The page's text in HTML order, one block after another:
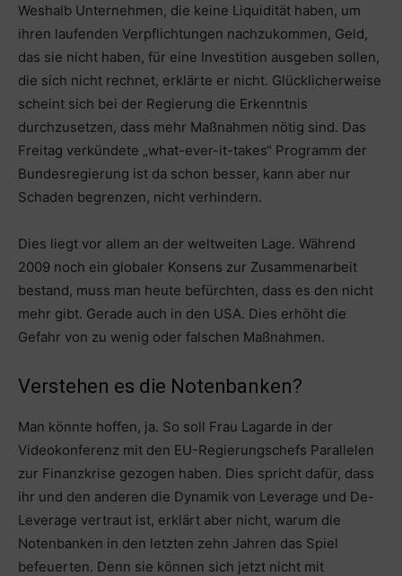
Weshalb Unternehmen, die keine Liquidität haben, um
ihren laufenden Verpflichtungen nachzukommen, Geld,
das sie nicht haben, für eine Investition ausgeben sollen,
die sich nicht rechnet, erklärte er nicht. Glücklicherweise
scheint sich bei der Regierung die Erkenntnis
durchzusetzen, dass mehr Maßnahmen nötig sind. Das
Freitag verkündete „what-ever-it-takes“ Programm der
Bundesregierung ist da schon besser, kann aber nur
Schaden begrenzen, nicht verhindern.
Dies liegt vor allem an der weltweiten Lage. Während
2009 noch ein globaler Konsens zur Zusammenarbeit
bestand, muss man heute befürchten, dass es den nicht
mehr gibt. Gerade auch in den USA. Dies erhöht die
Gefahr von zu wenig oder falschen Maßnahmen.
Verstehen es die Notenbanken?
Man könnte hoffen, ja. So soll Frau Lagarde in der
Videokonferenz mit den EU-Regierungschefs Parallelen
zur Finanzkrise gezogen haben. Dies spricht dafür, dass
ihr und den anderen die Dynamik von Leverage und De-
Leverage vertraut ist, erklärt aber nicht, warum die
Notenbanken in den letzten zehn Jahren das Spiel
befeuerten. Denn sie können sich jetzt nicht mit